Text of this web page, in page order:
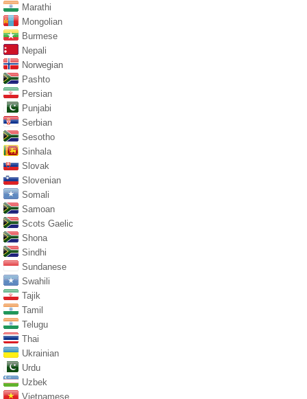
Marathi
Mongolian
Burmese
Nepali
Norwegian
Pashto
Persian
Punjabi
Serbian
Sesotho
Sinhala
Slovak
Slovenian
Somali
Samoan
Scots Gaelic
Shona
Sindhi
Sundanese
Swahili
Tajik
Tamil
Telugu
Thai
Ukrainian
Urdu
Uzbek
Vietnamese